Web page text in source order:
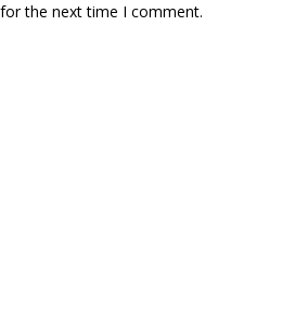
the next time I comment.